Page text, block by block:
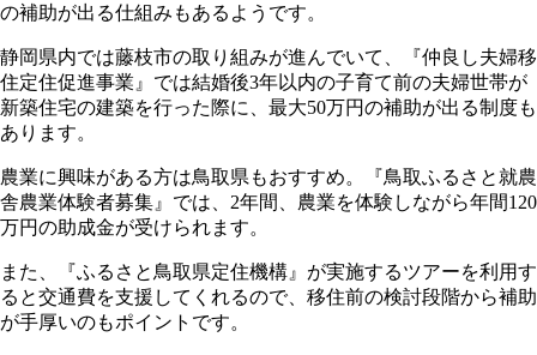
の補助が出る仕組みもあるようです。
静岡県内では藤枝市の取り組みが進んでいて、『仲良し夫婦移
住定住促進事業』では結婚後3年以内の子育て前の夫婦世帯が
新築住宅の建築を行った際に、最大50万円の補助が出る制度も
あります。
農業に興味がある方は鳥取県もおすすめ。『鳥取ふるさと就農
舎農業体験者募集』では、2年間、農業を体験しながら年間120
万円の助成金が受けられます。
また、『ふるさと鳥取県定住機構』が実施するツアーを利用す
ると交通費を支援してくれるので、移住前の検討段階から補助
が手厚いのもポイントです。